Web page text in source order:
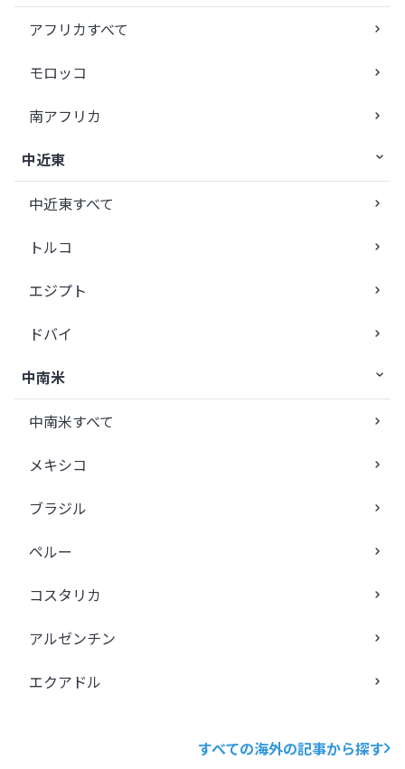
アフリカすべて
モロッコ
南アフリカ
中近東
中近東すべて
トルコ
エジプト
ドバイ
中南米
中南米すべて
メキシコ
ブラジル
ペルー
コスタリカ
アルゼンチン
エクアドル
すべての海外の記事から探す